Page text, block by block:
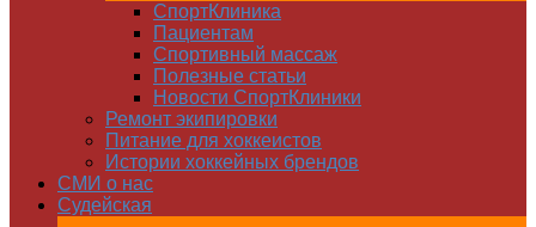
СпортКлиника
Пациентам
Спортивный массаж
Полезные статьи
Новости СпортКлиники
Ремонт экипировки
Питание для хоккеистов
Истории хоккейных брендов
СМИ о нас
Судейская